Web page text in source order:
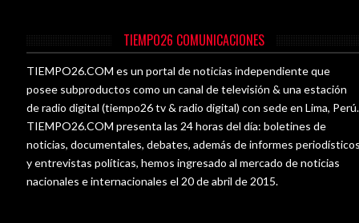
TIEMPO26 COMUNICACIONES
TIEMPO26.COM es un portal de noticias independiente que
posee subproductos como un canal de televisión & una estación
de radio digital (tiempo26 tv & radio digital) con sede en Lima, Perú.
TIEMPO26.COM presenta las 24 horas del día: boletines de
noticias, documentales, debates, además de informes
y entrevistas políticas, hemos ingresado al mercado de noticias
nacionales e internacionales el 20 de abril de 2015.